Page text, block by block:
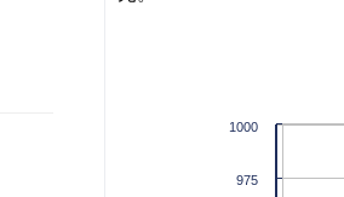
975
1000